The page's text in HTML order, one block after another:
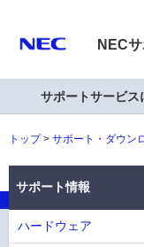
NEC
サポートサービス
トップ サポート・ダウン
サポート情報
ハードウェア